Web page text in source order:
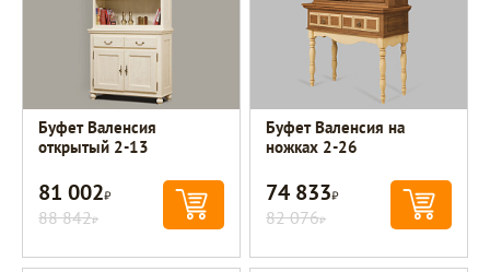
Буфет Валенсия
открытый 2-13
81 002Р
88 842Р
Буфет Валенсия на
ножках 2-26
74 833Р
82 076Р